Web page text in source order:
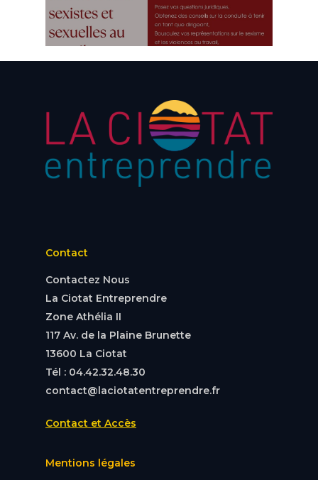
Contact
Contactez Nous
La Ciotat Entreprendre
Zone Athélia II
117 Av. de la Plaine Brunette
13600 La Ciotat
Tél : 04.42.32.48.30
contact@laciotatentreprendre.fr
Contact et Accès
Mentions légales